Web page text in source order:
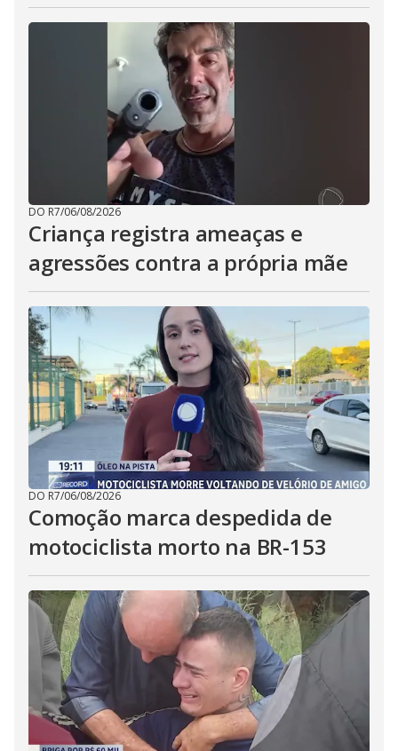
DO R7/06/08/2026
Criança registra ameaças e
agressões contra a própria mãe
DO R7/06/08/2026
Comoção marca despedida de
motociclista morto na BR-153